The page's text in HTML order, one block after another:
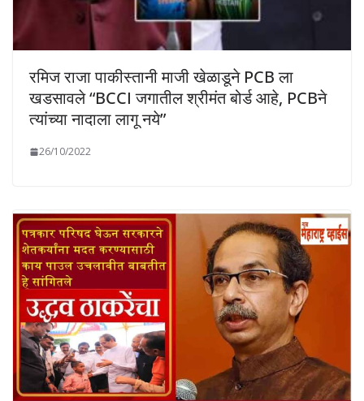
रमिज राजा पाकीस्तानी माजी खेळाडूने PCB ला
खडसावले “BCCI जगातील श्रीमंत बोर्ड आहे, PCBने
त्यांच्या नादाला लागू नये”
26/10/2022